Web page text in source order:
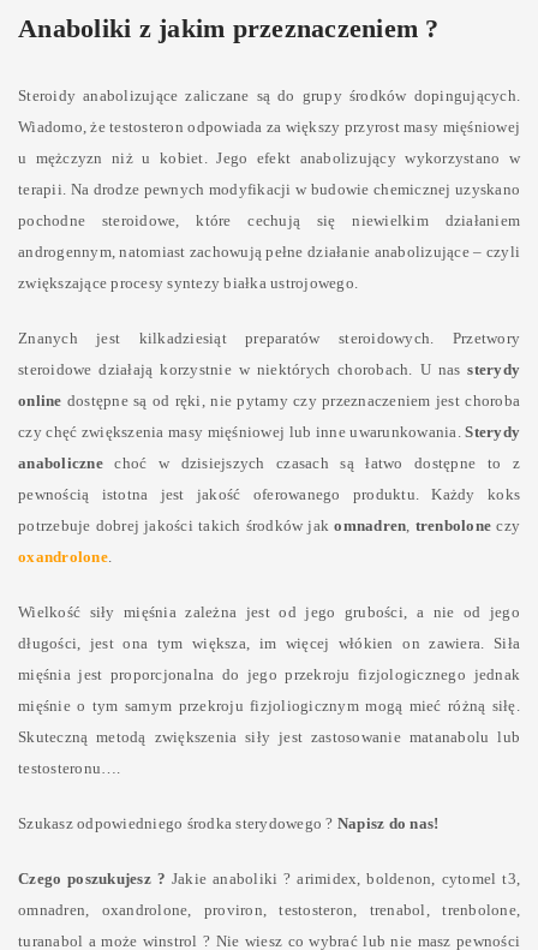
Anaboliki z jakim przeznaczeniem ?
Steroidy anabolizujące zaliczane są do grupy środków dopingujących.
Wiadomo, że testosteron odpowiada za większy przyrost masy mięśniowej
u mężczyzn niż u kobiet. Jego efekt anabolizujący wykorzystano w
terapii. Na drodze pewnych modyfikacji w budowie chemicznej uzyskano
pochodne steroidowe, które cechują się niewielkim działaniem
androgennym, natomiast zachowują pełne działanie anabolizujące – czyli
zwiększające procesy syntezy białka ustrojowego.
Znanych jest kilkadziesiąt preparatów steroidowych. Przetwory
steroidowe działają korzystnie w niektórych chorobach. U nassterydy
online dostępne są od ręki, nie pytamy czy przeznaczeniem jest choroba
czy chęć zwiększenia masy mięśniowej lub inne uwarunkowania.Sterydy
anabolicznechoć w dzisiejszych czasach są łatwo dostępne to z
pewnością istotna jest jakość oferowanego produktu. Każdy koks
potrzebuje dobrej jakości takich środków jakomnadren, trenbolone czy
oxandrolone.
Wielkość siły mięśnia zależna jest od jego grubości, a nie od jego
długości, jest ona tym większa, im więcej włókien on zawiera. Siła
mięśnia jest proporcjonalna do jego przekroju fizjologicznego jednak
mięśnie o tym samym przekroju fizjoliogicznym mogą mieć różną siłę.
Skuteczną metodą zwiększenia siły jest zastosowanie matanabolu lub
testosteronu….
Szukasz odpowiedniego środka sterydowego ? Napisz do nas!
Czego poszukujesz ? Jakie anaboliki ? arimidex, boldenon, cytomel t3,
omnadren, oxandrolone, proviron, testosteron, trenabol, trenbolone,
turanabol a może winstrol ? Nie wiesz co wybrać lub nie masz pewności